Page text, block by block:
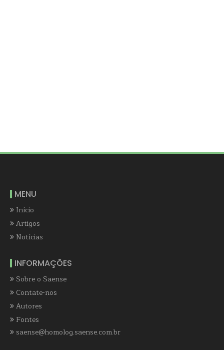
MENU
Início
Artigos
Notícias
INFORMAÇÕES
Sobre o Saense
Contate-nos
Autores
Fontes
saense@homolog.saense.com.br